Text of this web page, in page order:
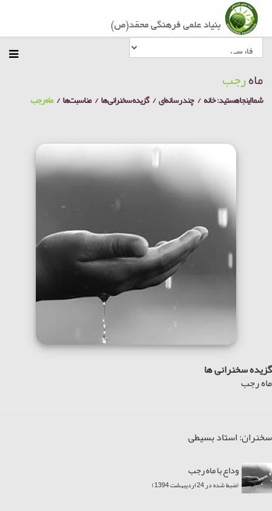
ماهرجب
شما اینجا هستید:خانه چند رسانه‌ای گزیده سخنرانی ها مناسبت‌ها ماه رجب
گزیده سخنرانی ها
ماه رجب
سخنران: استاد بسیطی
وداع با ماه رجب
(ضبط شده در 24 اردیبهشت 1394)